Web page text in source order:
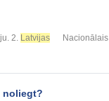
2. Latvijas
Nacionālais
noliegt?